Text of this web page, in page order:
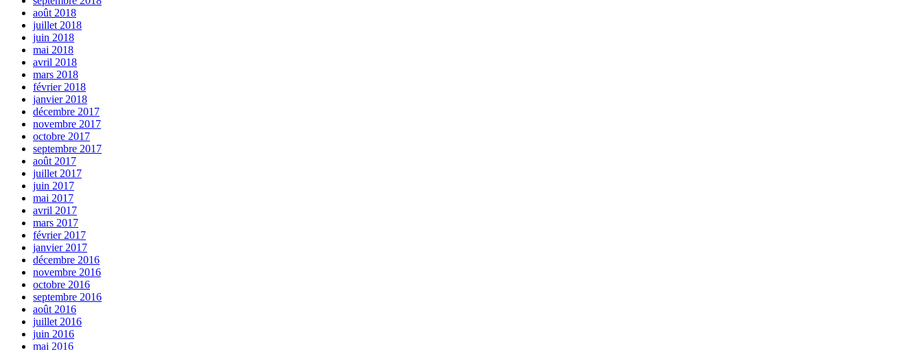
août 2018
juillet 2018
juin 2018
mai 2018
avril 2018
mars 2018
février 2018
janvier 2018
décembre 2017
novembre 2017
octobre 2017
septembre 2017
août 2017
juillet 2017
juin 2017
mai 2017
avril 2017
mars 2017
février 2017
janvier 2017
décembre 2016
novembre 2016
octobre 2016
septembre 2016
août 2016
juillet 2016
juin 2016
mai 2016